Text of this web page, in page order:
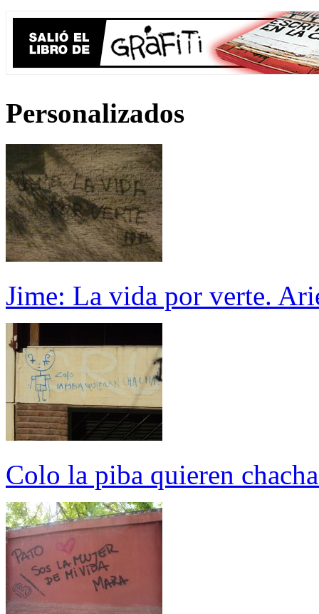
Personalizados
Jime: La vida por verte.
Colo la piba quieren